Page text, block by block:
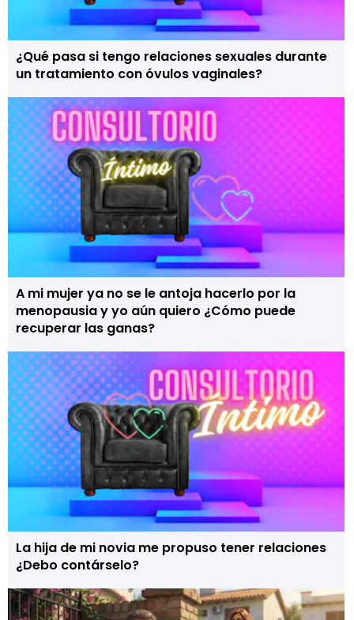
¿Qué pasa si tengo relaciones sexuales durante
un tratamiento con óvulos vaginales?
A mi mujer ya no se le antoja hacerlo por la
menopausia y yo aún quiero ¿Cómo puede
recuperar las ganas?
La hija de mi novia me propuso tener relaciones
¿Debo contárselo?